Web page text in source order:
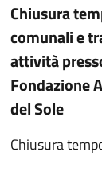
Chiusura
comunali e
attività
Fondazione
del Sole
Chiusura